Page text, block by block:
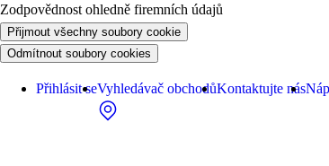
Zodpovědnost ohledně firemních údajů
Přijmout všechny soubory cookie
Odmítnout soubory cookies
Přihlásit seVyhledávač obchodůKontaktujte nás